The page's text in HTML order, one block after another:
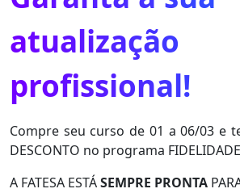
atualização
profissional!
Compre seu curso de 01 a 06/03 e
DESCONTO no programa
A FATESA ESTÁSEMPRE PRONTA